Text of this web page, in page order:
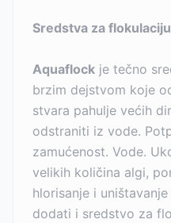
Sredstva za flokulaciju
Aquaflock je tečno
brzim dejstvom koje
stvara pahulje većih
odstraniti iz vode.
zamućenost. Vode.
velikih količina algi,
hlorisanje i
dodati i sredstvo za